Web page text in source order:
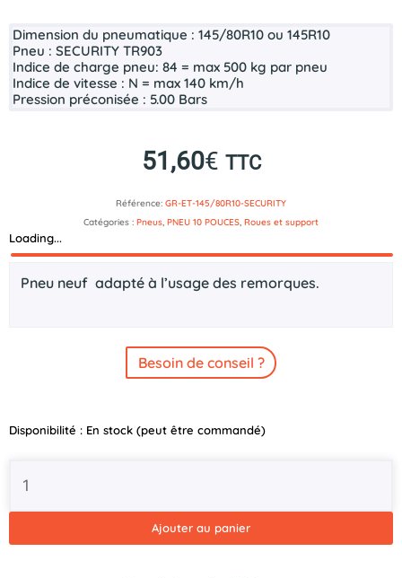
Dimension du pneumatique : 145/80R10 ou 145R10
Pneu : SECURITY TR903
Indice de charge pneu: 84 = max 500 kg par pneu
Indice de vitesse : N = max 140 km/h
Pression préconisée : 5.00 Bars
51,60€ TTC
Référence: GR-ET-145/80R10-SECURITY
Catégories : Pneus, PNEU 10 POUCES, Roues et support
Loading...
Description
Pneu neuf adapté à l’usage des remorques.
Besoin de conseil ?
Disponibilité : En stock (peut être commandé)
quantité
10"
Ajouter au panier